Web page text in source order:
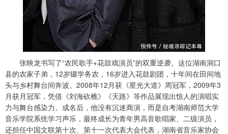
张映龙书写了“农民歌手+花鼓戏演员”的双重逆袭。这位湖南洞口
县的农家子弟，12岁辍学务农，16岁进入花鼓剧团，十年间在田间地
头与乡村舞台间奔波。2008年12月获《星光大道》周冠军，2009年3
月获月冠军，凭借《刘海砍樵》《天路》等作品展现出惊人的演唱实
力与舞台感染力。成名后，他没有沉迷商演，而是自考湖南师范大学
音乐学院系统学习声乐，最终成长为青年男高音歌唱家、二级演员，
还担任中国文联第十次、第十一次代表大会代表，湖南省音乐家协会